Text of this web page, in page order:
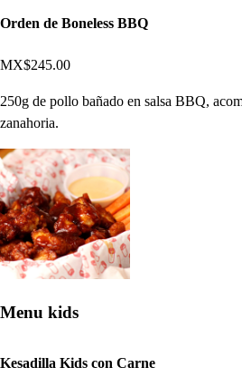
Orden de Boneless BBQ
MX$245.00
250g de pollo bañado en salsa BBQ,
zanahoria.
Menu kids
Kesadilla Kids con Carne